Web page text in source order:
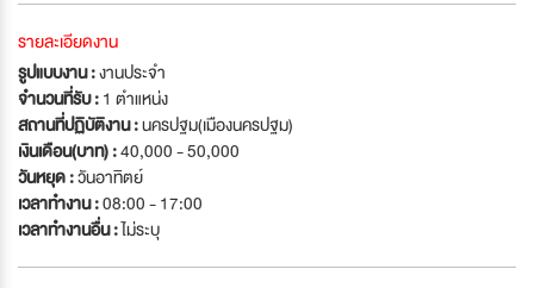
รายละเอียดงาน
รูปแบบงาน :งานประจำ
จำนวนที่รับ :1 ตำแหน่ง
สถานที่ปฏิบัติงาน :นครปฐม(เมืองนครปฐม)
เงินเดือน(บาท) :40,000 - 50,000
วันหยุด :วันอาทิตย์
เวลาทำงาน :08:00 - 17:00
เวลาทำงานอื่น :ไม่ระบุ